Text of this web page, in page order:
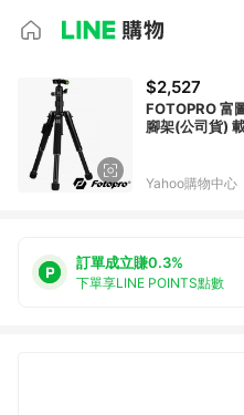
$2,527
FOTOPRO 富圖寶 FY-PRO 手機 / 相
腳架(公司貨)
Yahoo購物中心
訂單成立賺0.3%
下單享LINE POINTS點數